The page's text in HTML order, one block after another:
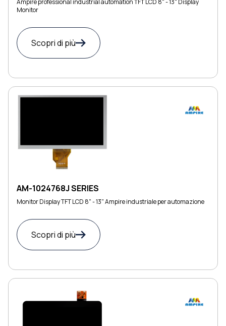
Ampire professional industrial automation TFT LCD 8" - 13" Display
Monitor
Scopri di più
AM-1024768J SERIES
Monitor Display TFT LCD 8" - 13" Ampire industriale per automazione
Scopri di più